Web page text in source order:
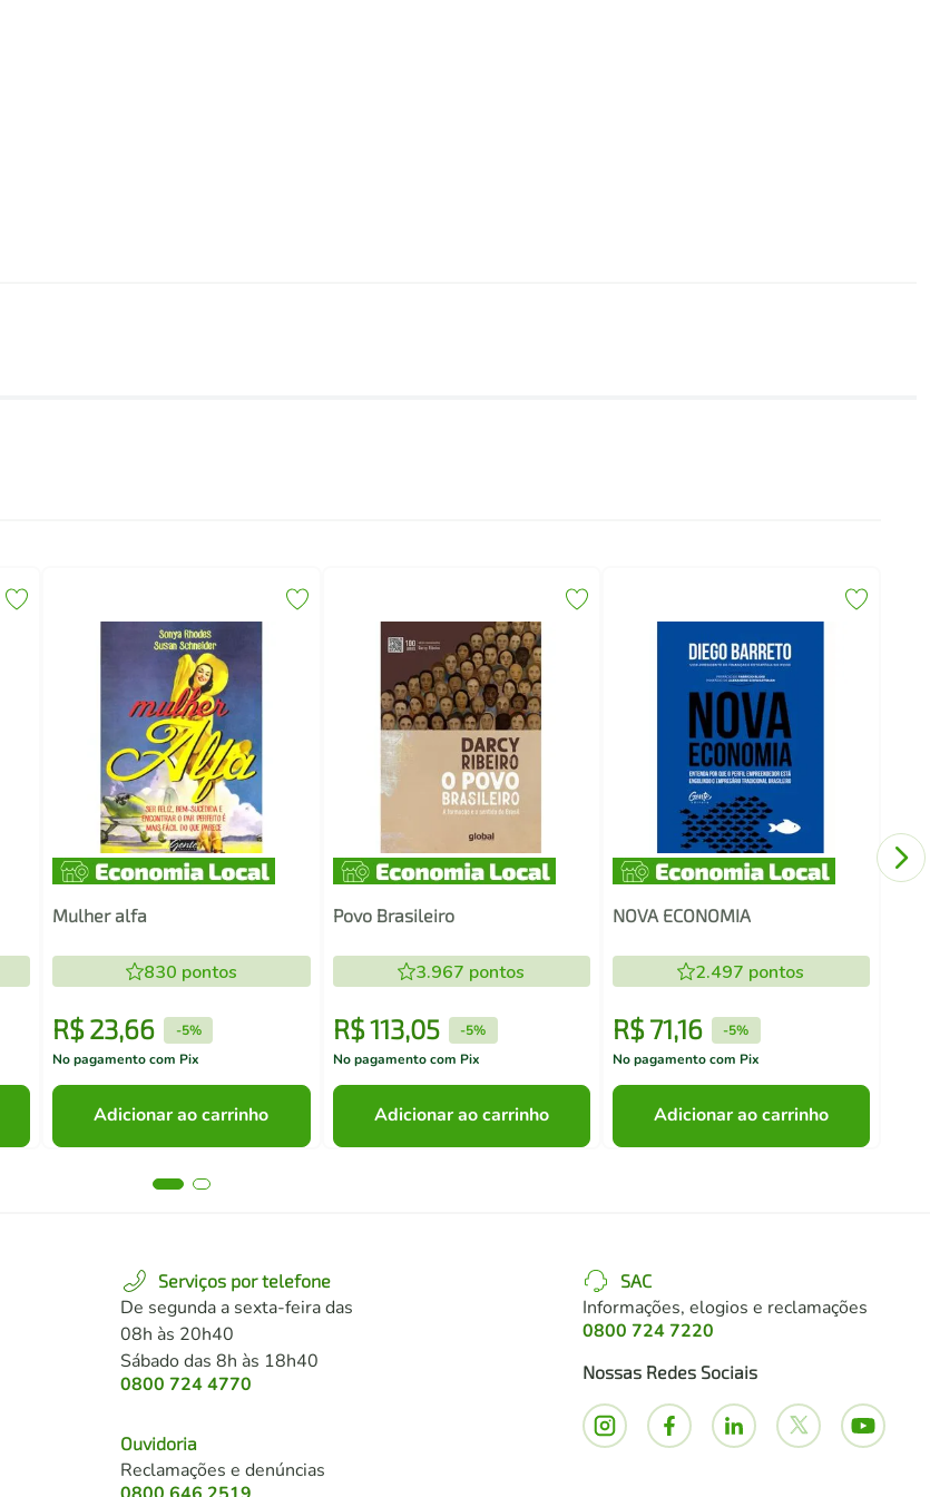
Mulher alfa
830 pontos
R$23,66 -5%
No pagamento com Pix
Adicionar ao carrinho
Povo Brasileiro
3.967 pontos
R$113,05 -5%
No pagamento com Pix
Adicionar ao carrinho
NOVA ECONOMIA
2.497 pontos
R$ 71,16 -5%
No pagamento com Pix
Adicionar ao carrinho
Serviços por telefone
De segunda a sexta-feira das
08h às 20h40
Sábado das 8h às 18h40
0800 724 4770
Ouvidoria
Reclamações e denúncias
SAC
Informações, elogios e reclamações
0800 724 7220
Nossas Redes Sociais